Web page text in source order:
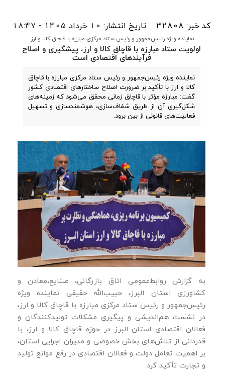
کد خبر: 32808 تاریخ انتشار: 10 خرداد 1405 - 18:47
نماینده ویژه رئیس‌جمهور و رئیس ستاد مرکزی مبارزه با قاچاق کالا و ارز:
اولویت ستاد مبارزه با قاچاق کالا و ارز، پیشگیری و اصلاح
فرآیندهای اقتصادی است
نماینده ویژه رئیس‌جمهور و رئیس ستاد مرکزی مبارزه با قاچاق
کالا و ارز با تأکید بر ضرورت اصلاح ساختارهای اقتصادی کشور
گفت: مبارزه مؤثر با قاچاق زمانی محقق می‌شود که زمینه‌های
شکل‌گیری آن از طریق شفاف‌سازی، هوشمندسازی و تسهیل
فعالیت‌های قانونی از بین برود.
به گزارش روابط‌عمومی اتاق بازرگانی، صنایع،معادن و
کشاورزی استان البرز، حبیب‌الله حقیقی نماینده ویژه
رئیس‌جمهور و رئیس ستاد مرکزی مبارزه با قاچاق کالا و ارز،
در نشست هم‌اندیشی و پیگیری مشکلات تولیدکنندگان و
فعالان اقتصادی استان البرز در حوزه قاچاق کالا و ارز، با
قدردانی از تلاش‌های بخش خصوصی و مدیران اجرایی استان،
بر اهمیت تعامل دولت و فعالان اقتصادی در رفع موانع تولید
و تجارت تأکید کرد.